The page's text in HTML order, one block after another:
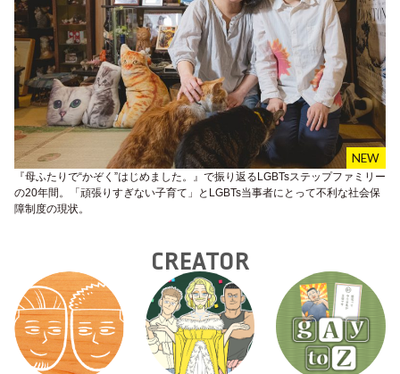
『母ふたりで“かぞく”はじめました。』で振り返るLGBTsステップファミリー
の20年間。「頑張りすぎない子育て」とLGBTs当事者にとって不利な社会保
障制度の現状。
CREATOR